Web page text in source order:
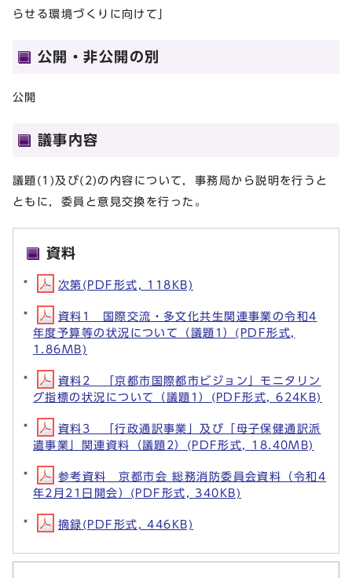
らせる環境づくりに向けて」
公開・非公開の別
公開
議事内容
議題(1)及び(2)の内容について，事務局から説明を行うと
ともに，委員と意見交換を行った。
資料
次第(PDF形式, 118KB)
資料1 国際交流・多文化共生関連事業の令和4
年度予算等の状況について（議題1）(PDF形式,
1.86MB)
資料2 「京都市国際都市ビジョン」モニタリン
グ指標の状況について（議題1）(PDF形式, 624KB)
資料3 「行政通訳事業」及び「母子保健通訳派
遣事業」関連資料（議題2）(PDF形式, 18.40MB)
参考資料 京都市会 総務消防委員会資料（令和4
年2月21日開会）(PDF形式, 340KB)
摘録(PDF形式, 446KB)